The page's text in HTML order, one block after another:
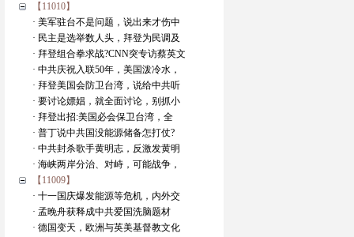
【11010】
· 美军驻台不是问题，说出来才伤中
· 民主是选举数人头，拜登为民调及
· 拜登组合拳求战?CNN突专访蔡英文
· 中共庆祝入联50年，美国泼冷水，
· 拜登美国会防卫台湾，说给中共听
· 要讨论嫖娼，就全面讨论，别抓小
· 拜登出招:美国必会保卫台湾，全
· 普丁说中共国没能源储备怎打仗?
· 中共封杀歌手黄明志，反激发黄明
· 海峡两岸分治、对峙，可能战争，
【11009】
· 十一国庆爆发能源等危机，内外交
· 孟晚舟获释成中共爱国洗脑题材
· 德国变天，欧洲与英美基督教文化